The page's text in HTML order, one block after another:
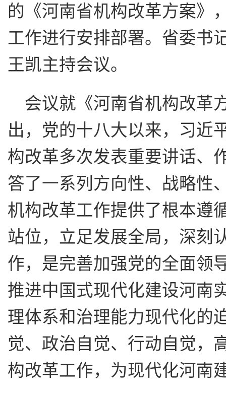
的《河南省机构改革方案》
工作进行安排部署。省委书
王凯主持会议。
会议就《河南省机构改革
出，党的十八大以来，习近
构改革多次发表重要讲话、
答了一系列方向性、战略性
机构改革工作提供了根本遵
站位，立足发展全局，深刻
作，是完善加强党的全面领
推进中国式现代化建设河南
理体系和治理能力现代化的
觉、政治自觉、行动自觉，
构改革工作，为现代化河南